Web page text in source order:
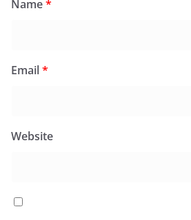
Name*
Email*
Website